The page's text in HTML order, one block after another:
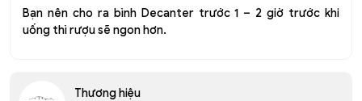
Bạn nên cho ra bình Decanter trước 1 – 2 giờ trước khi
uống thì rượu sẽ ngon hơn.
Thương hiệu